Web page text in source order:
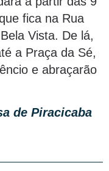
fica na Rua
Vista. De lá,
a Praça da Sé,
e abraçarão
de Piracicaba